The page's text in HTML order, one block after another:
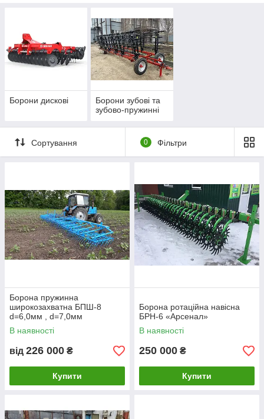
підготувати грунт під посів з мінімальними витратами, стала
дискова борона. За один-два проходи ця техніка може
подрібнити грунт, оберігаючи її від висихання, зруйнувати
грунтову кірку, вирівняти поверхню грунту, знищити бур'яни.
Перед тим як купити борону, необхідно визначитися з
основними характеристиками даної техніки.
Борони дискові
Борони зубові та
зубово-пружинні
Сортування 0 Фільтри
Борона пружинна
широкозахватна БПШ-8
d=6,0мм , d=7,0мм
В наявності
від 226 000 ₴
Купити
Борона ротаційна навісна
БРН-6 «Арсенал»
В наявності
250 000 ₴
Купити